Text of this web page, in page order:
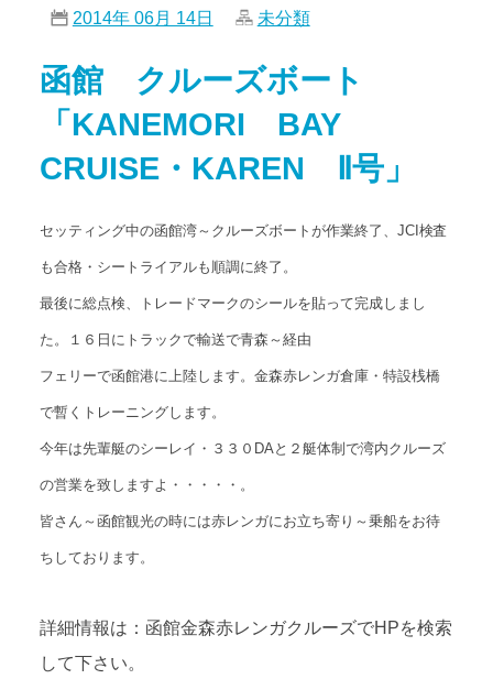
会社紹介
アクセス
公式ブログ
2014年 06月 14日 未分類
函館 クルーズボート
「KANEMORI BAY
CRUISE・KAREN Ⅱ号」
セッティング中の函館湾～クルーズボートが作業終了、JCI検査
も合格・シートライアルも順調に終了。
最後に総点検、トレードマークのシールを貼って完成しまし
た。１６日にトラックで輸送で青森～経由
フェリーで函館港に上陸します。金森赤レンガ倉庫・特設桟橋
で暫くトレーニングします。
今年は先輩艇のシーレイ・３３０DAと２艇体制で湾内クルーズ
の営業を致しますよ・・・・・。
皆さん～函館観光の時には赤レンガにお立ち寄り～乗船をお待
ちしております。
詳細情報は：函館金森赤レンガクルーズでHPを検索
して下さい。